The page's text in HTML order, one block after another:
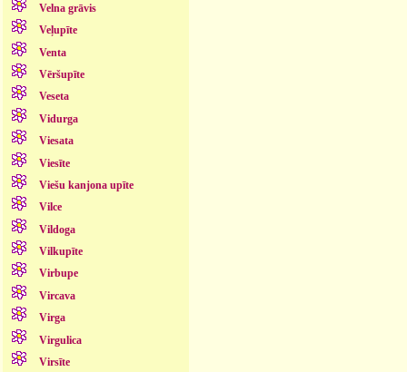
Velna grāvis
Veļupīte
Venta
Vēršupīte
Veseta
Vidurga
Viesata
Viesīte
Viešu kanjona upīte
Vilce
Vildoga
Vilkupīte
Virbupe
Vircava
Virga
Virgulica
Virsīte